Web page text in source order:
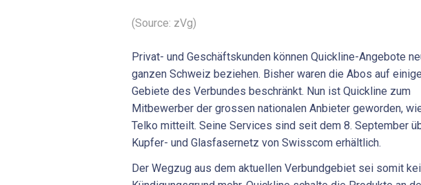
(Source: zVg)
Privat- und Geschäftskunden können Quickline-Angebote
ganzen Schweiz beziehen. Bisher waren die Abos auf einige
Gebiete des Verbundes beschränkt. Nun ist Quickline zum
Mitbewerber der grossen nationalen Anbieter geworden,
Telko mitteilt. Seine Services sind seit dem 8. September
Kupfer- und Glasfasernetz von Swisscom erhältlich.
Der Wegzug aus dem aktuellen Verbundgebiet sei somit